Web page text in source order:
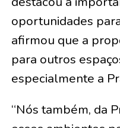
oportunidades
afirmou que a
para outros
especialmente a
“Nós também, da